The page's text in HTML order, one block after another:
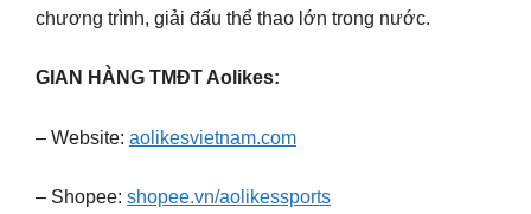
chương trình, giải đấu thể thao lớn trong nước.
GIAN HÀNG TMĐT Aolikes:
– Website: aolikesvietnam.com
– Shopee: shopee.vn/aolikessports